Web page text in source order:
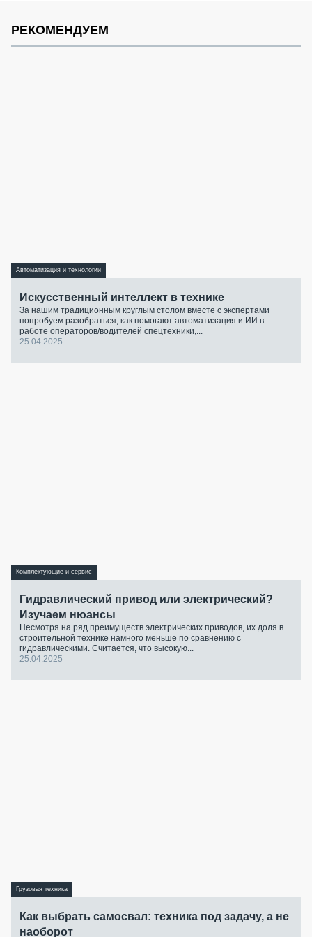
РЕКОМЕНДУЕМ
Автоматизация и технологии
Искусственный интеллект в технике
За нашим традиционным круглым столом вместе с экспертами
попробуем разобраться, как помогают автоматизация и ИИ в
работе операторов/водителей спецтехники,...
25.04.2025
Комплектующие и сервис
Гидравлический привод или электрический?
Изучаем нюансы
Несмотря на ряд преимуществ электрических приводов, их доля в
строительной технике намного меньше по сравнению с
гидравлическими. Считается, что высокую...
25.04.2025
Грузовая техника
Как выбрать самосвал: техника под задачу, а не
наоборот